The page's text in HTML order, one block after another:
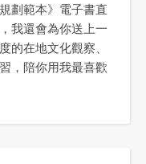
劃範本》電子書直
我還會為你送上一
的在地文化觀察、
，陪你用我最喜歡